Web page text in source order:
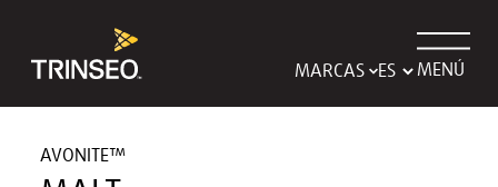
MARCAS MENÚ
AVONITE™